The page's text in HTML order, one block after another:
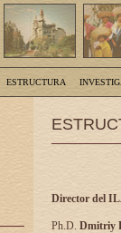
ESTRUCTURA
Director del
Ph.D. Dmitriy